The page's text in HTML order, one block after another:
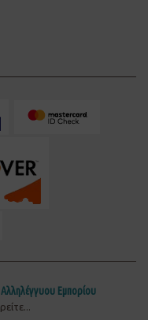
Εμπορίου